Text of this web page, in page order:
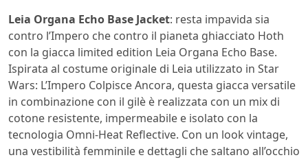
Leia Organa Echo Base Jacket: resta impavida sia
contro l’Impero che contro il pianeta ghiacciato Hoth
con la giacca limited edition Leia Organa Echo Base.
Ispirata al costume originale di Leia utilizzato in Star
Wars: L’Impero Colpisce Ancora, questa giacca versatile
in combinazione con il gilè è realizzata con un mix di
cotone resistente, impermeabile e isolato con la
tecnologia Omni-Heat Reflective. Con un look vintage,
una vestibilità femminile e dettagli che saltano all’occhio